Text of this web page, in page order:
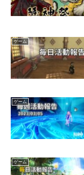
ゲーム
ゲーム
ゲーム